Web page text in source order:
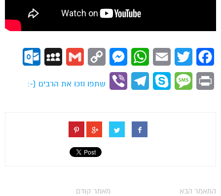
Facebook
Twitter
Email
WhatsApp
Messenger
Copy
Gmail
MySpace
Print
Message
Skype
Telegram
Viber
שתפו וזכו את הרבים (-:
מאמר קודם
המאמר הבא